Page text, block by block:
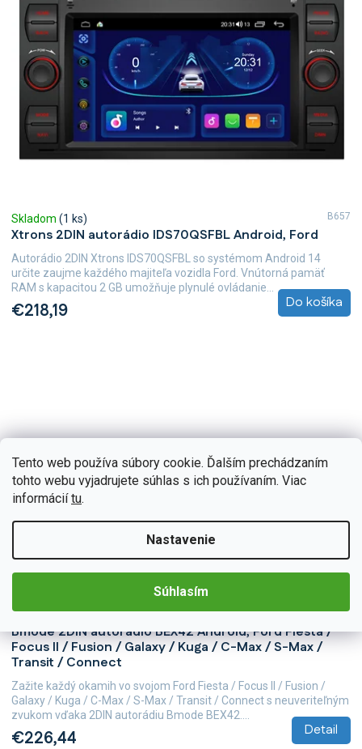
Tento web používa súbory cookie. Ďalším prechádzaním
tohto webu vyjadrujete súhlas s ich používaním. Viac
informáciítu.
Nastavenie
Súhlasím
Xtrons 2DIN autorádio IDS70QSFBL Android, Ford
Skladom (1 ks)
€218,19 Do košíka
Autorádio 2DIN Xtrons IDS70QSFBL so systémom Android 14
určite zaujme každého majiteľa vozidla Ford. Vnútorná pamäť
RAM s kapacitou 2 GB umožňuje plynulé ovládanie...
B657
Bmode 2DIN autorádio BEX42 Android, Ford Fiesta /
Focus II / Fusion / Galaxy / Kuga / C-Max / S-Max /
Transit / Connect
Skladom(>5 ks)
€226,44 Detail
Zažite každý okamih vo svojom Ford Fiesta / Focus II / Fusion /
Galaxy / Kuga / C-Max / S-Max / Transit / Connect s neuveriteľným
zvukom vďaka 2DIN autorádiu Bmode BEX42....
BEX-UN06M/22-046/CC007